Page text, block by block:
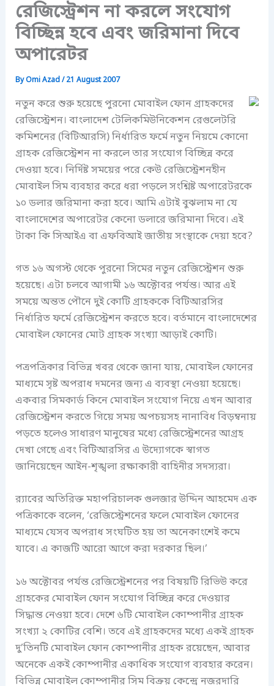
রেজিস্ট্রেশন না করলে সংযোগ
বিচ্ছিন্ন হবে এবং জরিমানা দিবে
অপারেটর
ByOmi Azad/21 August 2007
নতুন করে শুরু হয়েছে পুরনো মোবাইল ফোন গ্রাহকদের
রেজিস্ট্রেশন। বাংলাদেশ টেলিকমিউনিকেশন রেগুলেটরি
কমিশনের (বিটিআরসি) নির্ধারিত ফর্মে নতুন নিয়মে কোনো
গ্রাহক রেজিস্ট্রেশন না করলে তার সংযোগ বিচ্ছিন্ন করে
দেওয়া হবে। নির্দিষ্ট সময়ের পরে কেউ রেজিস্ট্রেশনহীন
মোবাইল সিম ব্যবহার করে ধরা পড়লে সংশ্নিষ্ট অপারেটরকে
১০ ডলার জরিমানা করা হবে। আমি এটাই বুঝলাম না যে
বাংলাদেশের অপারেটর কেনো ডলারে জরিমানা দিবে। এই
টাকা কি সিআইএ বা এফবিআই জাতীয় সংস্থাকে দেয়া হবে?
গত ১৬ অগস্ট থেকে পুরনো সিমের নতুন রেজিস্ট্রেশন শুরু
হয়েছে। এটা চলবে আগামী ১৬ অক্টোবর পর্যন্ত। আর এই
সময়ে অন্তত পৌনে দুই কোটি গ্রাহককে বিটিআরসির
নির্ধারিত ফর্মে রেজিস্ট্রেশন করতে হবে। বর্তমানে বাংলাদেশের
মোবাইল ফোনের মোট গ্রাহক সংখ্যা আড়াই কোটি।
পত্রপত্রিকার বিভিন্ন খবর থেকে জানা যায়, মোবাইল ফোনের
মাধ্যমে সৃষ্ট অপরাধ দমনের জন্য এ ব্যবস্থা নেওয়া হয়েছে।
একবার সিমকার্ড কিনে মোবাইল সংযোগ নিয়ে এখন আবার
রেজিস্ট্রেশন করতে গিয়ে সময় অপচয়সহ নানাবিধ বিড়ম্বনায়
পড়তে হলেও সাধারণ মানুষের মধ্যে রেজিস্ট্রেশনের আগ্রহ
দেখা গেছে এবং বিটিআরসির এ উদ্যোগকে স্বাগত
জানিয়েছেন আইন-শৃঙ্খলা রক্ষাকারী বাহিনীর সদস্যরা।
র‌্যাবের অতিরিক্ত মহাপরিচালক গুলজার উদ্দিন আহমেদ এক
পত্রিকাকে বলেন, ‘রেজিস্ট্রেশনের ফলে মোবাইল ফোনের
মাধ্যমে যেসব অপরাধ সংঘটিত হয় তা অনেকাংশেই কমে
যাবে। এ কাজটি আরো আগে করা দরকার ছিল।’
১৬ অক্টোবর পর্যন্ত রেজিস্ট্রেশনের পর বিষয়টি রিভিউ করে
গ্রাহকের মোবাইল ফোন সংযোগ বিচ্ছিন্ন করে দেওয়ার
সিদ্ধান্ত নেওয়া হবে। দেশে ৬টি মোবাইল কোম্পানীর গ্রাহক
সংখ্যা ২ কোটির বেশি। তবে এই গ্রাহকদের মধ্যে একই গ্রাহক
দু’তিনটি মোবাইল ফোন কোম্পানীর গ্রাহক রয়েছেন, আবার
অনেকে একই কোম্পানীর একাধিক সংযোগ ব্যবহার করেন।
বিভিন্ন মোবাইল কোম্পানীর সিম বিক্রয় কেন্দ্রে নজরদারি